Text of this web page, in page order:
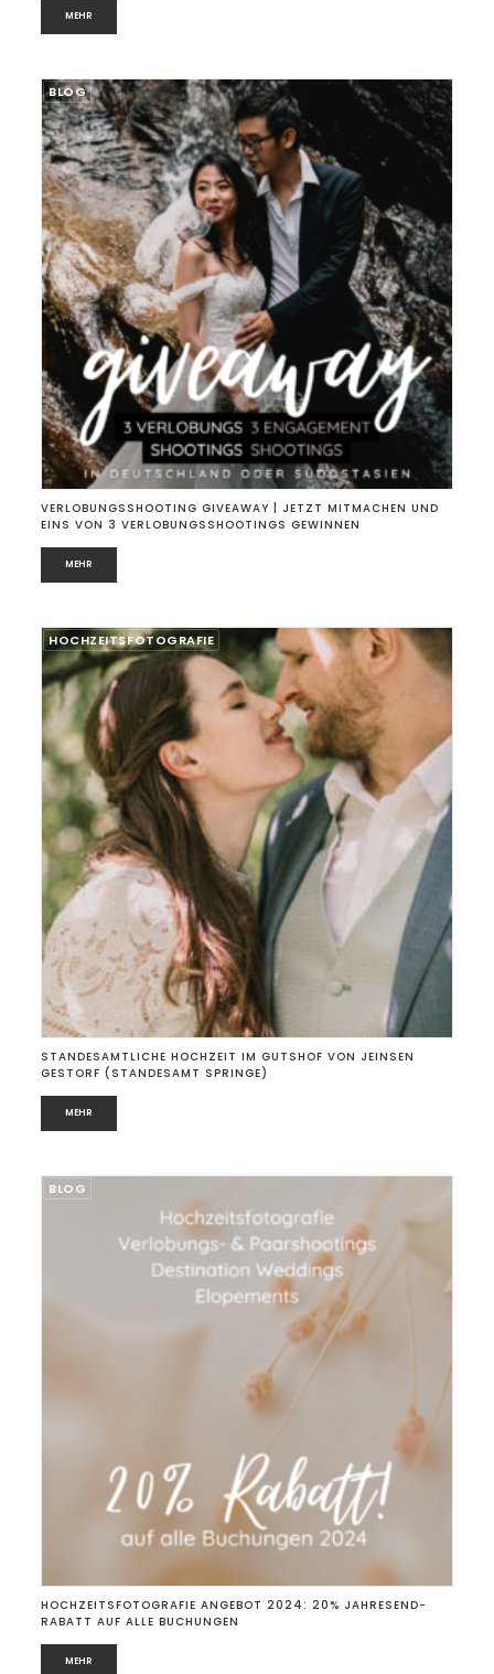
MEHR
BLOG
VERLOBUNGSSHOOTING GIVEAWAY | JETZT MITMACHEN UND
EINS VON 3 VERLOBUNGSSHOOTINGS GEWINNEN
MEHR
HOCHZEITSFOTOGRAFIE
STANDESAMTLICHE HOCHZEIT IM GUTSHOF VON JEINSEN
GESTORF (STANDESAMT SPRINGE)
MEHR
BLOG
HOCHZEITSFOTOGRAFIE ANGEBOT 2024: 20% JAHRESEND-
RABATT AUF ALLE BUCHUNGEN
MEHR